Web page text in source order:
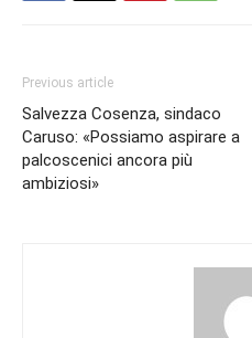
Previous article
Salvezza Cosenza, sindaco
Caruso: «Possiamo aspirare a
palcoscenici ancora più
ambiziosi»